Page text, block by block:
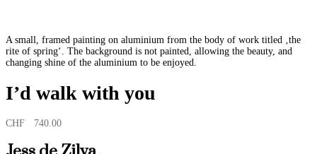
A small, framed painting on aluminium from the body of work titled ‚the
rite of spring‘. The background is not painted, allowing the beauty, and
changing shine of the aluminium to be enjoyed.
I’d walk with you
CHF 740.00